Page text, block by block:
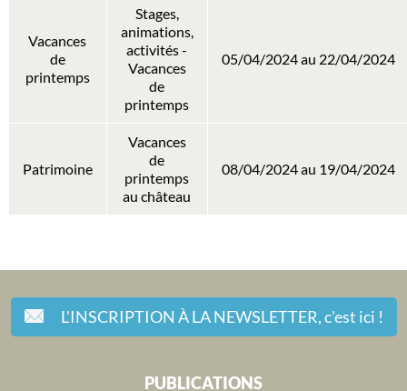
Vacances
de
printemps
Stages,
animations,
activités -
Vacances
de
printemps
05/04/2024 au 22/04/2024
Patrimoine
Vacances
de
printemps
au château
08/04/2024 au 19/04/2024
L'INSCRIPTION À LA NEWSLETTER,c'est ici !
PUBLICATIONS